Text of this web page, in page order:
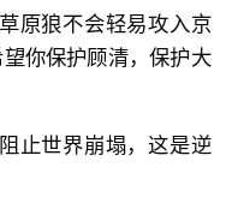
原狼不会轻易攻入京
你保护顾清，保护大
止世界崩塌，这是逆